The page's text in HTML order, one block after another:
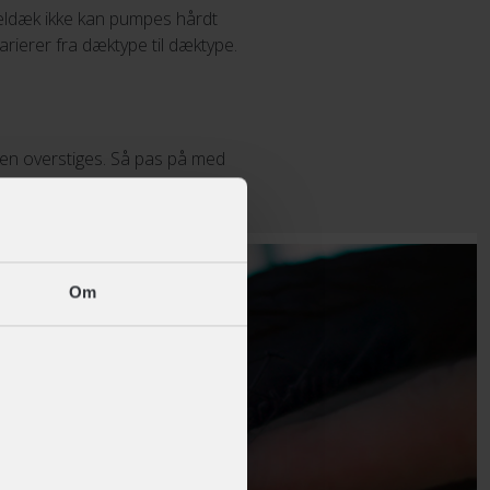
Om
ikke kan pumpes hårdt
fra dæktype til dæktype.
overstiges. Så pas på med